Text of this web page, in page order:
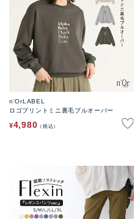
n'OrLABEL
ロゴプリントミニ裏毛プルオーバー
¥4,980 税込